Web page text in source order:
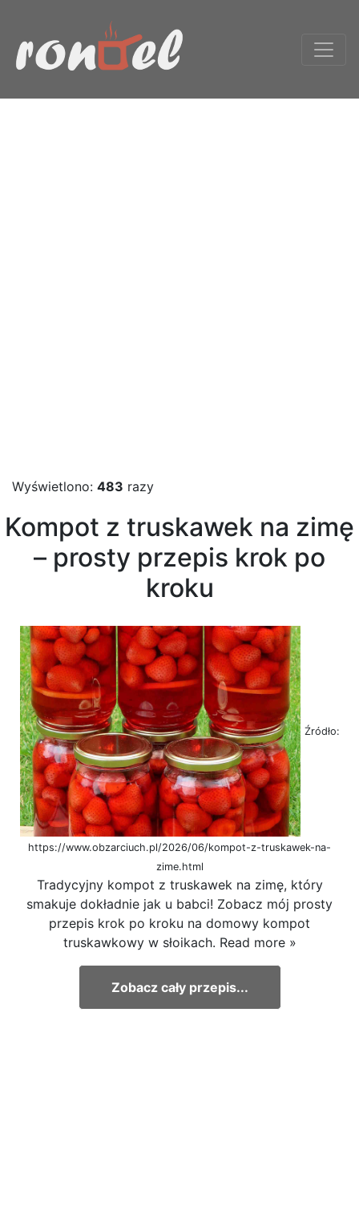
Wyświetlono: 483 razy
Kompot z truskawek na zimę
– prosty przepis krok po
kroku
Źródło:
https://www.obzarciuch.pl/2026/06/kompot-z-truskawek-na-
zime.html
Tradycyjny kompot z truskawek na zimę, który
smakuje dokładnie jak u babci! Zobacz mój prosty
przepis krok po kroku na domowy kompot
truskawkowy w słoikach. Read more »
Zobacz cały przepis...